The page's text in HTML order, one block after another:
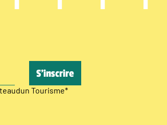
Tourisme*